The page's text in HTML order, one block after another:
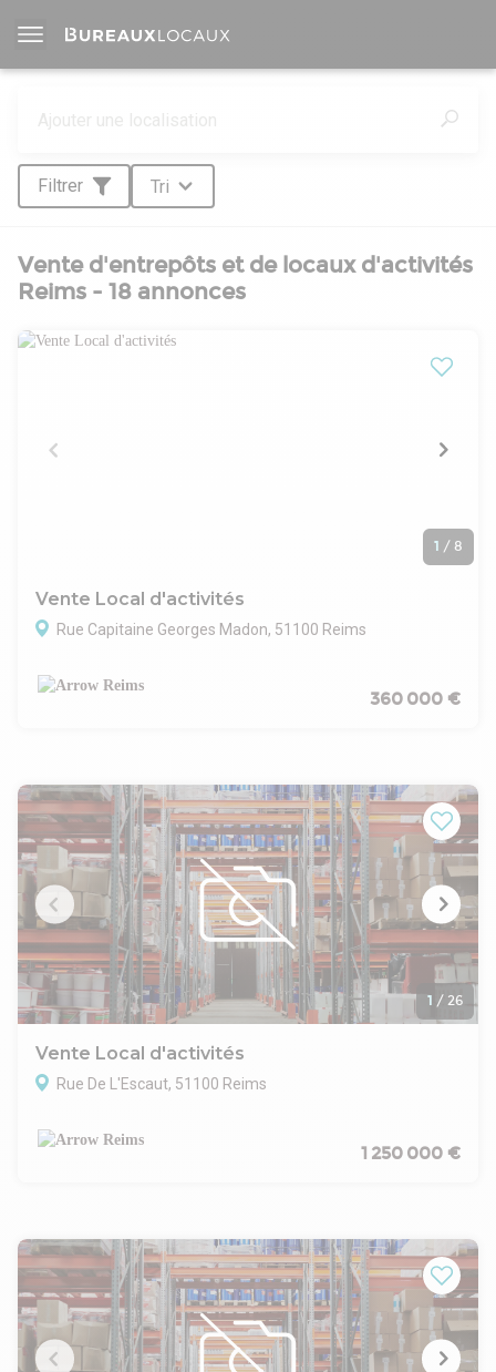
Filtrer Tri
Vente d'entrepôts et de locaux d'activités
Reims - 18 annonces
1 / 8
Vente Local d'activités
Rue Capitaine Georges Madon, 51100 Reims
360 000 €
1 / 26
Vente Local d'activités
Rue De L'Escaut, 51100 Reims
1 250 000 €